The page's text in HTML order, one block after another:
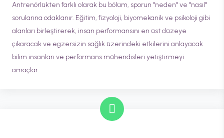
Antrenörlükten farklı olarak bu bölüm, sporun "neden" ve "nasıl"
sorularına odaklanır. Eğitim, fizyoloji, biyomekanik ve psikoloji gibi
alanları birleştirerek, insan performansını en üst düzeye
çıkaracak ve egzersizin sağlık üzerindeki etkilerini anlayacak
bilim insanları ve performans mühendisleri yetiştirmeyi
amaçlar.